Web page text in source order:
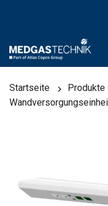
Startseite
Produkte